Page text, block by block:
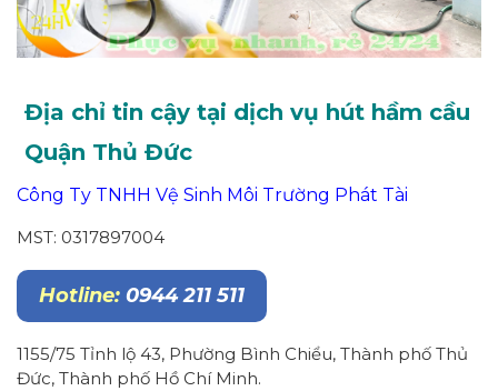
Địa chỉ tin cậy tại dịch vụ hút hầm cầu
Quận Thủ Đức
Công Ty TNHH Vệ Sinh Môi Trường Phát Tài
MST: 0317897004
Hotline: 0944 211 511
1155/75 Tỉnh lộ 43, Phường Bình Chiểu, Thành phố Thủ
Đức, Thành phố Hồ Chí Minh.